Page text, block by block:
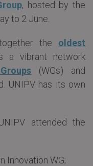
, hosted by the
to 2 June.
the oldest
vibrant network
(WGs) and
UNIPV has its own
attended the
Innovation WG;